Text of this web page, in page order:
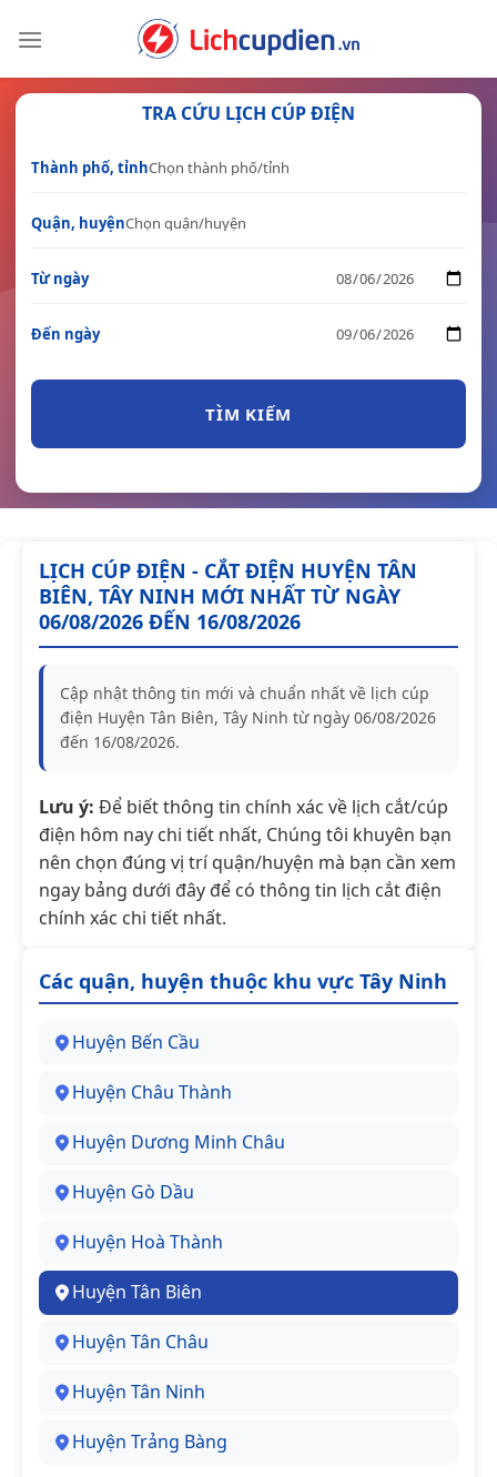
TRA CỨU LỊCH CÚP ĐIỆN
Thành phố, tỉnh
Quận, huyện
Từ ngày
Đến ngày
TÌM KIẾM
LỊCH CÚP ĐIỆN - CẮT ĐIỆN HUYỆN TÂN
BIÊN, TÂY NINH MỚI NHẤT TỪ NGÀY
06/08/2026 ĐẾN 16/08/2026
Cập nhật thông tin mới và chuẩn nhất về lịch cúp
điện Huyện Tân Biên, Tây Ninh từ ngày 06/08/2026
đến 16/08/2026.
Lưu ý: Để biết thông tin chính xác về lịch cắt/cúp
điện hôm nay chi tiết nhất, Chúng tôi khuyên bạn
nên chọn đúng vị trí quận/huyện mà bạn cần xem
ngay bảng dưới đây để có thông tin lịch cắt điện
chính xác chi tiết nhất.
Các quận, huyện thuộc khu vực Tây Ninh
Huyện Bến Cầu
Huyện Châu Thành
Huyện Dương Minh Châu
Huyện Gò Dầu
Huyện Hoà Thành
Huyện Tân Biên
Huyện Tân Châu
Huyện Tân Ninh
Huyện Trảng Bàng